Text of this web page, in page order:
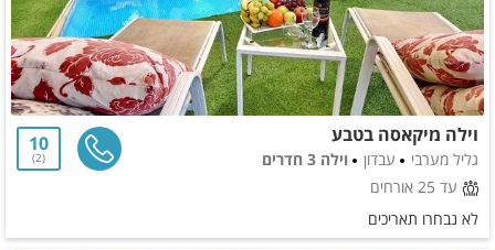
וילה מיקאסה בטבע
גליל מערבי עבדון
וילה 3 חדרים
עד 25 אורחים
10
2
לא נבחרו תאריכים